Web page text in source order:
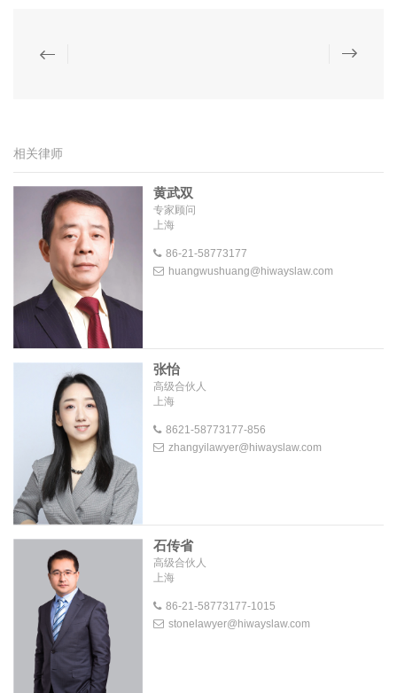
相关律师
黄武双
专家顾问
上海
86-21-58773177
huangwushuang@hiwayslaw.com
张怡
高级合伙人
上海
8621-58773177-856
zhangyilawyer@hiwayslaw.com
石传省
高级合伙人
上海
86-21-58773177-1015
stonelawyer@hiwayslaw.com